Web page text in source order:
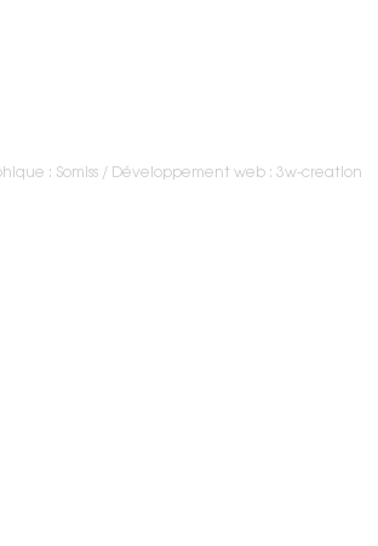
: Somiss Développement web : 3w-creation